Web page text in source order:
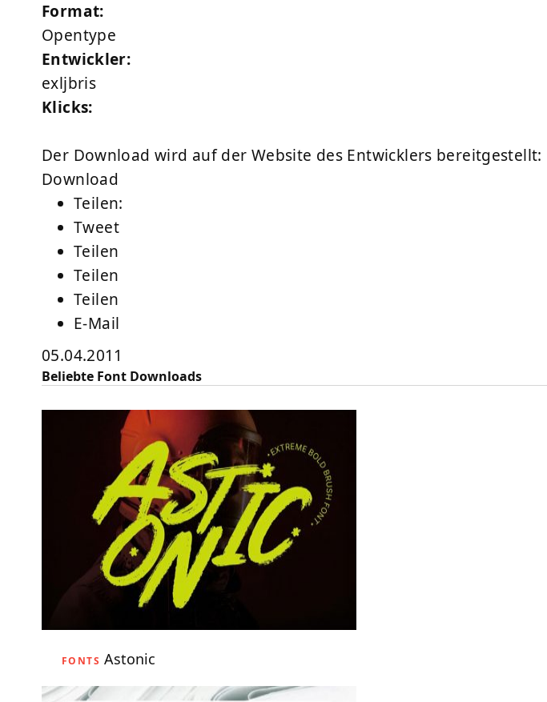
Format:
Opentype
Entwickler:
exljbris
Klicks:
Der Download wird auf der Website des Entwicklers bereitgestellt:
Download
Teilen:
Tweet
Teilen
Teilen
Teilen
E-Mail
05.04.2011
Beliebte Font Downloads
FONTS Astonic